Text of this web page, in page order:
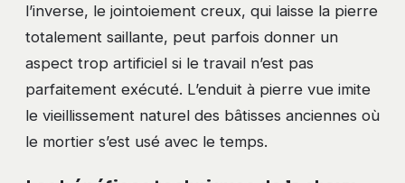
l’inverse, le jointoiement creux, qui laisse la pierre
totalement saillante, peut parfois donner un
aspect trop artificiel si le travail n’est pas
parfaitement exécuté. L’enduit à pierre vue imite
le vieillissement naturel des bâtisses anciennes où
le mortier s’est usé avec le temps.